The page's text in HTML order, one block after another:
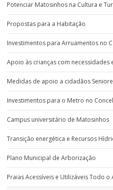
Potenciar Matosinhos na Cultura e
Propostas para a Habitação
Investimentos para Arruamentos no
Apoio às crianças com necessidades
Medidas de apoio a cidadãos
Investimentos para o Metro no
Campus universitário de Matosinhos
Transição energética e Recursos
Plano Municipal de Arborização
Praias Acessíveis e Utilizáveis Todo o